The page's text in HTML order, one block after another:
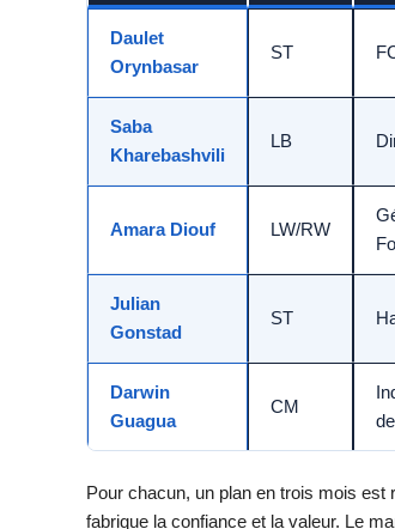
Daulet
Orynbasar
ST
Saba
Kharebashvili
LB
Amara Diouf LW/RW
Julian
Gonstad
ST
Darwin
Guagua
CM
Pour chacun, un plan en trois mois est
fabrique la confiance et la valeur. Le